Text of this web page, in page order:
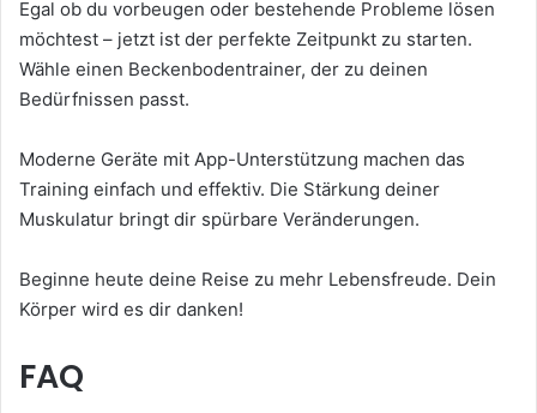
Egal ob du vorbeugen oder bestehende Probleme lösen
möchtest – jetzt ist der perfekte Zeitpunkt zu starten.
Wähle einen Beckenbodentrainer, der zu deinen
Bedürfnissen passt.
Moderne Geräte mit App-Unterstützung machen das
Training einfach und effektiv. Die Stärkung deiner
Muskulatur bringt dir spürbare Veränderungen.
Beginne heute deine Reise zu mehr Lebensfreude. Dein
Körper wird es dir danken!
FAQ